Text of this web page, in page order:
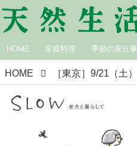
HOME 家庭料理 季節の家仕事
HOME